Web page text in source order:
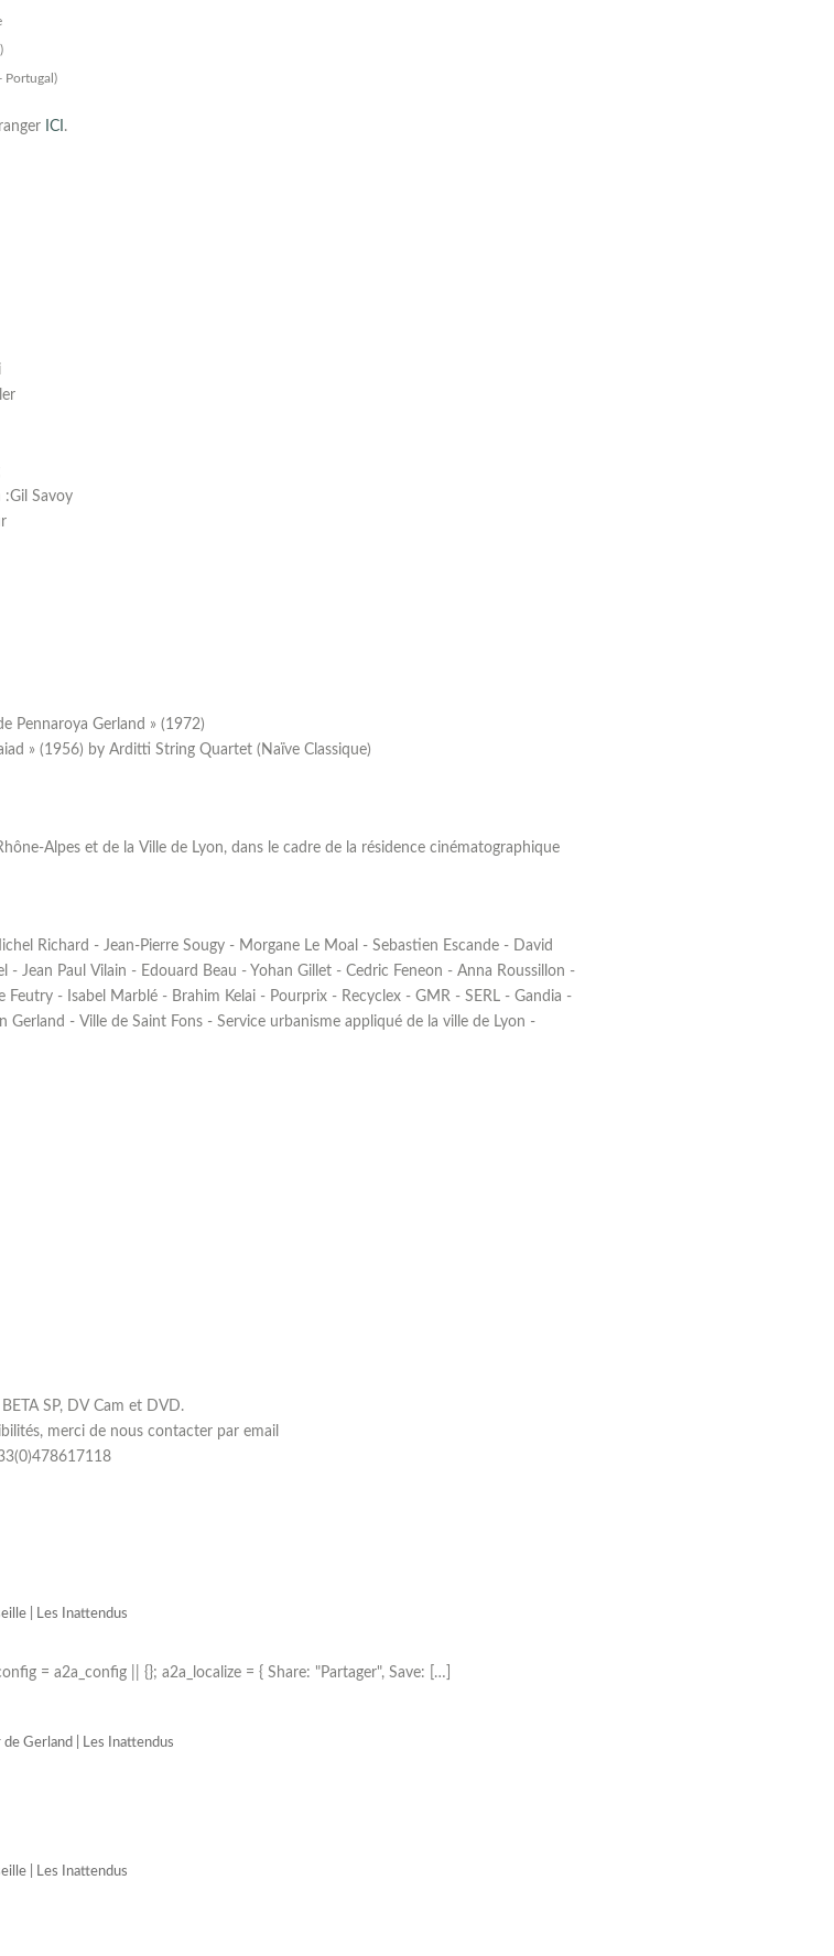
Portugal)
ICI .
:Gil Savoy
Pennaroya Gerland » (1972)
» (1956) by Arditti String Quartet (Naïve Classique)
Alpes et de la Ville de Lyon, dans le cadre de la résidence cinématographique
Richard - Jean-Pierre Sougy - Morgane Le Moal - Sebastien Escande - David
Jean Paul Vilain - Edouard Beau - Yohan Gillet - Cedric Feneon - Anna Roussillon -
Feutry - Isabel Marblé - Brahim Kelai - Pourprix - Recyclex - GMR - SERL - Gandia -
- Ville de Saint Fons - Service urbanisme appliqué de la ville de Lyon -
SP, DV Cam et DVD.
merci de nous contacter par email
| Les Inattendus
= a2a_config || {}; a2a_localize = { Share: "Partager", Save: […]
Gerland | Les Inattendus
| Les Inattendus